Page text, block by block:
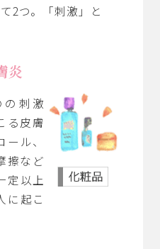
2つ。「刺激」と
炎
刺激
る皮膚
ル、
擦など
定以上
に起こ